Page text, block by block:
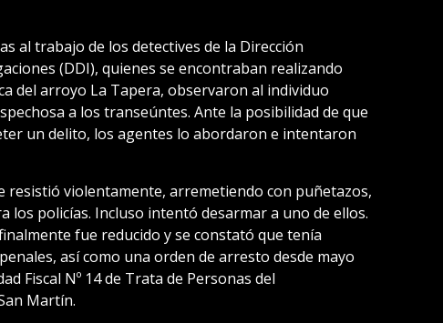
al trabajo de los detectives de la Dirección
(DDI), quienes se encontraban realizando
del arroyo La Tapera, observaron al individuo
a los transeúntes. Ante la posibilidad de que
un delito, los agentes lo abordaron e intentaron
resistió violentamente, arremetiendo con puñetazos,
los policías. Incluso intentó desarmar a uno de ellos.
fue reducido y se constató que tenía
así como una orden de arresto desde mayo
Fiscal Nº 14 de Trata de Personas del
Martín.